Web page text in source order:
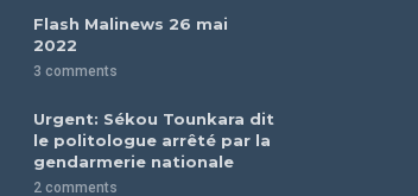
Flash Malinews 26 mai
2022
3 comments
Urgent: Sékou Tounkara dit
le politologue arrêté par la
gendarmerie nationale
2 comments